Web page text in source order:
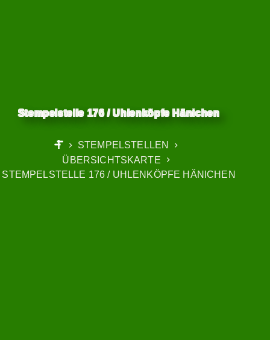
Stempelstelle 176 / Uhlenköpfe Hänichen
START
STEMPELSTELLEN
ÜBERSICHTSKARTE
STEMPELSTELLE 176 / UHLENKÖPFE HÄNICHEN